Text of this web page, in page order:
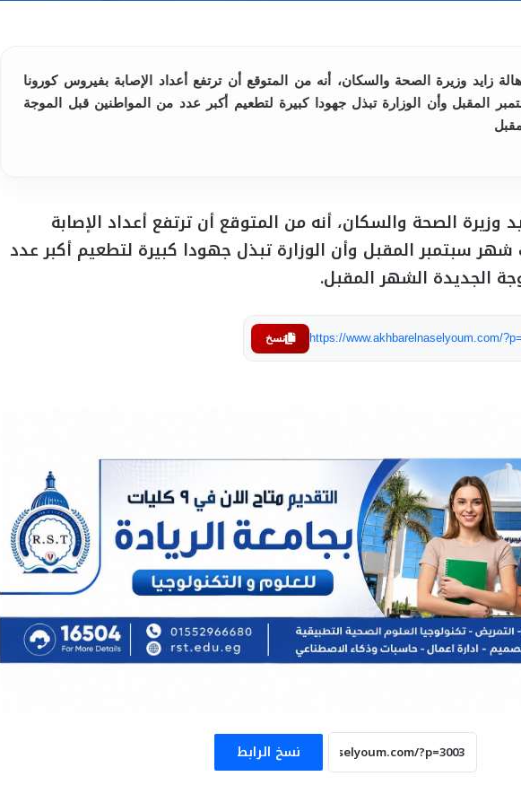
زايد وزيرة الصحة والسكان، أنه من المتوقع أن ترتفع أعداد الإصابة بفيروس كورونا
المقبل وأن الوزارة تبذل جهودا كبيرة لتطعيم أكبر عدد من المواطنين قبل الموجة
وزيرة الصحة والسكان، أنه من المتوقع أن ترتفع أعداد الإصابة
سبتمبر المقبل وأن الوزارة تبذل جهودا كبيرة لتطعيم أكبر عدد
الجديدة الشهر المقبل.
https://www.akhbarelnaselyoum.com/ نسخ
نسخ الرابط
Partnership with Idorsia to Advance
Insomnia Care for Patients in Saudi Arabia
and the Levant
شراكة استراتيجية بين “جمجوم فارما” و
“إيدورسيا” لتطوير علاجات الأرق في السعودية
والمشرق العربي
مؤسسة فيتش : مصر ستتحول إلى مركز
إقليمي رائد لتصنيع الأدوية
دعماً للجرحى الفلسطينيين .. وزير الصحة يتسلم